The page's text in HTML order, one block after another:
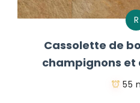
R
Cassolette de
champignons et
55